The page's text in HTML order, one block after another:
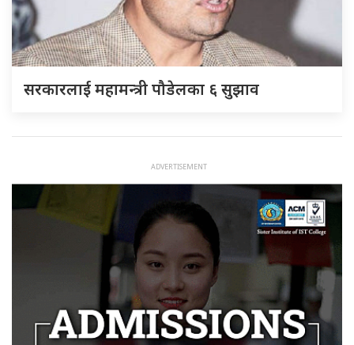
सरकारलाई महामन्त्री पौडेलका ६ सुझाव